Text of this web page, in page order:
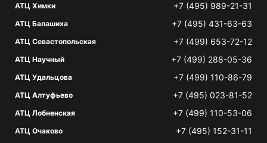
АТЦ Химки +7 (495) 989-21-31
АТЦ Балашиха +7 (495) 431-63-63
АТЦ Севастопольская +7 (499) 653-72-12
АТЦ Научный +7 (499) 288-05-36
АТЦ Удальцова +7 (499) 110-86-79
АТЦ Алтуфьево +7 (495) 023-81-52
АТЦ Лобненская +7 (499) 110-53-06
АТЦ Очаково +7 (495) 152-31-11